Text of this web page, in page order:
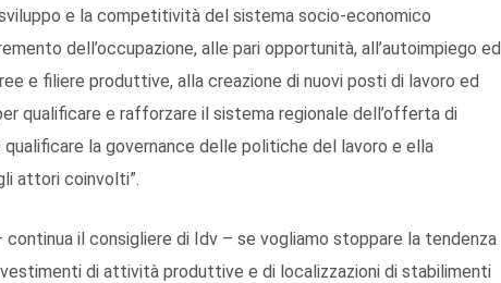
e la competitività del sistema socio-economico
dell’occupazione, alle pari opportunità, all’autoimpiego ed
e filiere produttive, alla creazione di nuovi posti di lavoro ed
qualificare e rafforzare il sistema regionale dell’offerta di
la governance delle politiche del lavoro e ella
attori coinvolti”.
continua il consigliere di Idv – se vogliamo stoppare la tendenza
di attività produttive e di localizzazioni di stabilimenti